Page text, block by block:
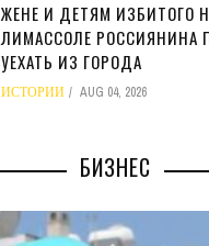
ЖЕНЕ И ДЕТЯМ ИЗБИТОГО
ЛИМАССОЛЕ РОССИЯНИНА
УЕХАТЬ ИЗ ГОРОДА
ИСТОРИИ AUG 04, 2026
БИЗНЕС